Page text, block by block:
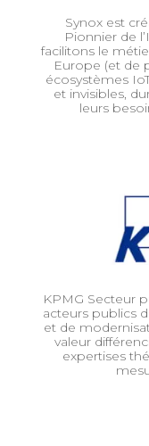
Synox est
Pionnier de
facilitons le
Europe (et de
écosystèmes
et invisibles,
leurs
KPMG Secteur
acteurs publics
et de
valeur
expertises